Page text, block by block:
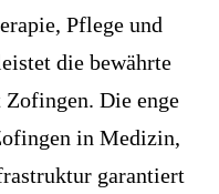
Pflege und
die bewährte
Zofingen. Die enge
in Medizin,
garantiert